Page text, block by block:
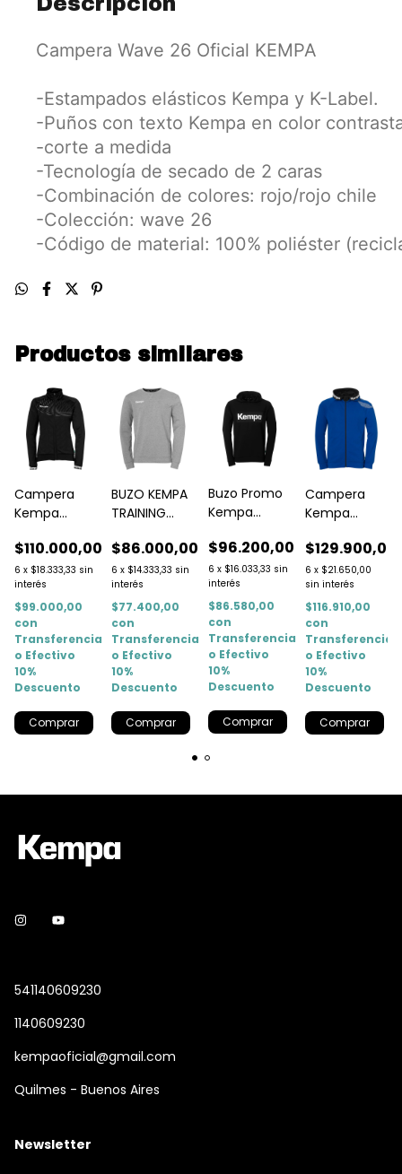
Campera Wave 26 Oficial KEMPA
-Estampados elásticos Kempa y K-Label.
-Puños con texto Kempa en color
-corte a medida
-Tecnología de secado de 2 caras
-Combinación de colores: rojo/rojo chile
-Colección: wave 26
-Código de material: 100% poliéster
Productos similares
Campera
Kempa
Wave Mujer
$110.000,00
6 x $18.333,33 sin
interés
$99.000,00
con
Transferencia
o Efectivo
10%
Descuento
Comprar
BUZO KEMPA
TRAINING
$86.000,00
6 x $14.333,33 sin
interés
$77.400,00
con
Transferencia
o Efectivo
10%
Descuento
Comprar
Buzo Promo
Kempa
capucha
negro
$96.200,00
6 x $16.033,33 sin
interés
$86.580,00
con
Transferencia
o Efectivo
10%
Descuento
Comprar
Campera
Kempa
Core 26
Hombre
$129.900,00
6 x $21.650,00
sin interés
$116.910,00
con
Transferencia
o Efectivo
10%
Descuento
Comprar
541140609230
1140609230
kempaoficial@gmail.com
Quilmes - Buenos Aires
Newsletter